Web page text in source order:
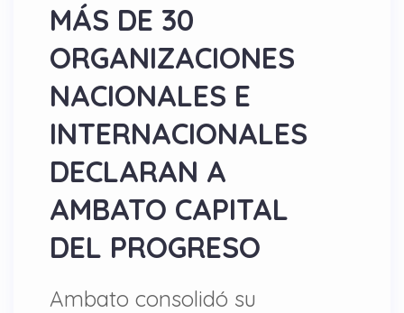
MÁS DE 30
ORGANIZACIONES
NACIONALES E
INTERNACIONALES
DECLARAN A
AMBATO CAPITAL
DEL PROGRESO
Ambato consolidó su